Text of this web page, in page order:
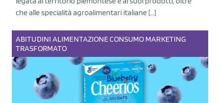
che alle specialità agroalimentari italiane […]
ABITUDINI ALIMENTAZIONECONSUMO MARKETING
TRASFORMATO